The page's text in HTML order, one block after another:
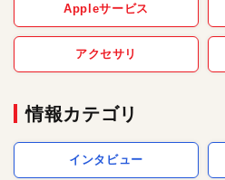
Appleサービス
アクセサリ
情報カテゴリ
インタビュー